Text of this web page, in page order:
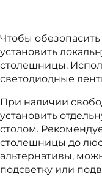
Чтобы
установить
столешницы.
светодиодные
При наличии
установить
столом.
столешницы до
альтернативы,
подсветку или